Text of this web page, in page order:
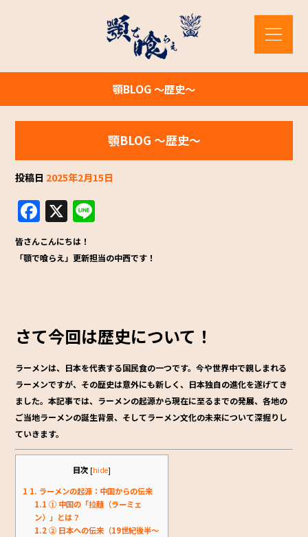
顎BLOG ～歴史～
顎BLOG ～歴史～
投稿日 2025年2月15日
F
a
c
o
k
X
e
皆さんこんにちは！
「顎で喰らえ」更新担当の中西です！
さて今回は歴史について！
ラーメンは、日本を代表する国民食の一つです。今や世界中で親しまれる
ラーメンですが、その歴史は意外にも新しく、日本独自の進化を遂げてき
ました。本記事では、ラーメンの起源から現在に至るまでの発展、各地の
ご当地ラーメンの誕生背景、そしてラーメン文化の未来について深掘りし
ていきます。
目次 [hide]
1 1. ラーメンの起源：中国からの伝来
1.1 ① 中国の「拉麺（ラーミェ
ン）」とは？
1.2② 日本への伝来（19世紀後半～